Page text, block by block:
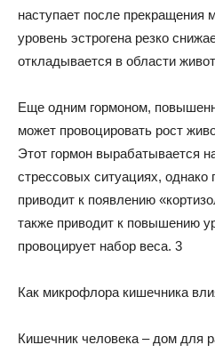
наступает после прекращения
уровень эстрогена резко
откладывается в области
Еще одним гормоном,
может провоцировать рост
Этот гормон вырабатывается
стрессовых ситуациях, однако
приводит к появлению
также приводит к повышению
провоцирует набор веса. 3
Как микрофлора кишечника
Кишечник человека – дом для